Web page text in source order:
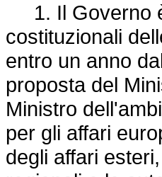
1. Il Governo
costituzionali
entro un anno
proposta del
Ministro
per gli affari
degli affari